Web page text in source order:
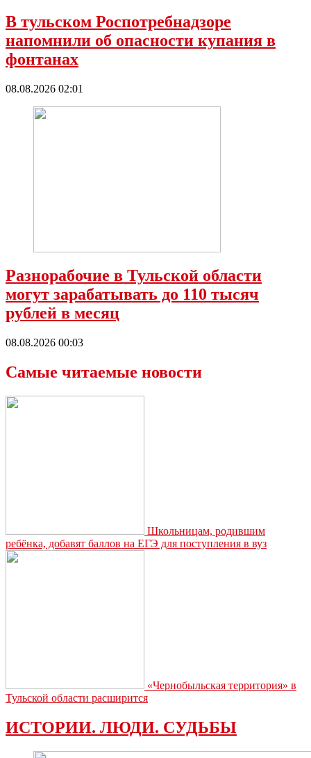
В тульском Роспотребнадзоре
напомнили об опасности купания в
фонтанах
08.08.2026 02:01
Разнорабочие в Тульской области
могут зарабатывать до 110 тысяч
рублей в месяц
08.08.2026 00:03
Самые читаемые новости
Школьницам, родившим
ребёнка, добавят баллов на ЕГЭ для поступления в вуз
«Чернобыльская территория» в
Тульской области расширится
ИСТОРИИ. ЛЮДИ. СУДЬБЫ